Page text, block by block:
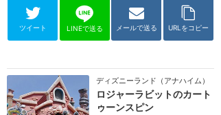
ツイート LINEで送る メールで送る URLをコピー
ディズニーランド（アナハイム）
ロジャーラビットのカート
ゥーンスピン